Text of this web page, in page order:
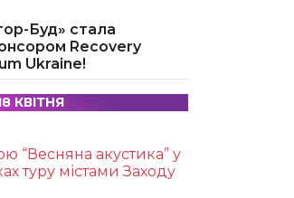
Буд» стала
Recovery
Ukraine!
КВІТНЯ
“Весняна акустика” у
туру містами Заходу